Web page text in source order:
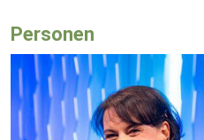
Personen